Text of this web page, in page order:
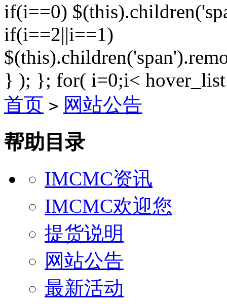
if(i==0)
if(i==2||i==1)
} ); }; for( i=0;i<
首页 > 网站公告
帮助目录
IMCMC资讯
IMCMC欢迎您
提货说明
网站公告
最新活动